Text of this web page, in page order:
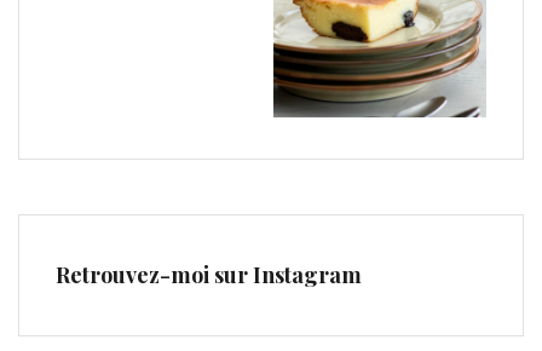
Retrouvez-moi sur Instagram